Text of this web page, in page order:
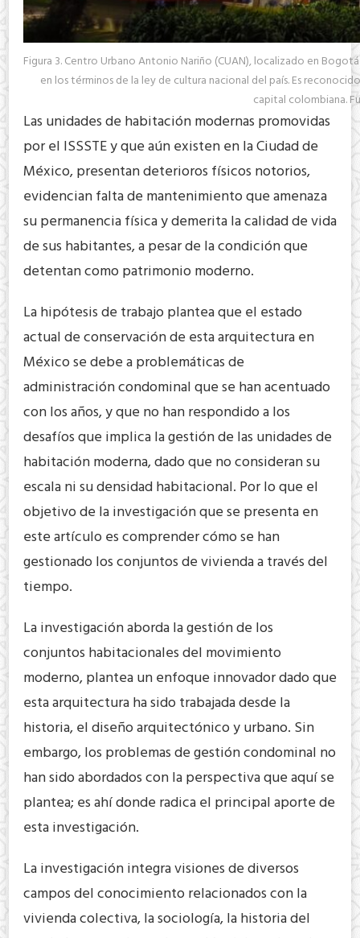
Figura 3. Centro Urbano Antonio Nariño (CUAN), localizado en
en los términos de la ley de cultura nacional del país. Es
capital colombiana.
Las unidades de habitación modernas promovidas
por el ISSSTE y que aún existen en la Ciudad de
México, presentan deterioros físicos notorios,
evidencian falta de mantenimiento que amenaza
su permanencia física y demerita la calidad de vida
de sus habitantes, a pesar de la condición que
detentan como patrimonio moderno.
La hipótesis de trabajo plantea que el estado
actual de conservación de esta arquitectura en
México se debe a problemáticas de
administración condominal que se han acentuado
con los años, y que no han respondido a los
desafíos que implica la gestión de las unidades de
habitación moderna, dado que no consideran su
escala ni su densidad habitacional. Por lo que el
objetivo de la investigación que se presenta en
este artículo es comprender cómo se han
gestionado los conjuntos de vivienda a través del
tiempo.
La investigación aborda la gestión de los
conjuntos habitacionales del movimiento
moderno, plantea un enfoque innovador dado que
esta arquitectura ha sido trabajada desde la
historia, el diseño arquitectónico y urbano. Sin
embargo, los problemas de gestión condominal no
han sido abordados con la perspectiva que aquí se
plantea; es ahí donde radica el principal aporte de
esta investigación.
La investigación integra visiones de diversos
campos del conocimiento relacionados con la
vivienda colectiva, la sociología, la historia del